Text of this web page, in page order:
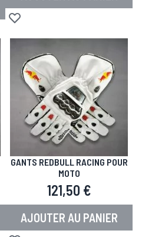
Ajouter à la liste d'achats
GANTS REDBULL RACING POUR
MOTO
121,50 €
AJOUTER AU PANIER